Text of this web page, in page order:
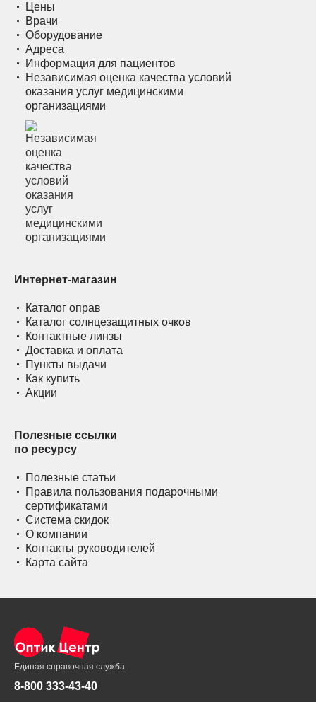
Цены
Врачи
Оборудование
Адреса
Информация для пациентов
Независимая оценка качества условий
оказания услуг медицинскими
организациями
Интернет-магазин
Каталог оправ
Каталог солнцезащитных очков
Контактные линзы
Доставка и оплата
Пункты выдачи
Как купить
Акции
Полезные ссылки
по ресурсу
Полезные статьи
Правила пользования подарочными
сертификатами
Система скидок
О компании
Контакты руководителей
Карта сайта
Единая справочная служба
8-800 333-43-40